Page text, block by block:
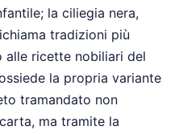
la ciliegia nera,
tradizioni più
alle ricette nobiliari del
la propria variante
tramandato non
ma tramite la